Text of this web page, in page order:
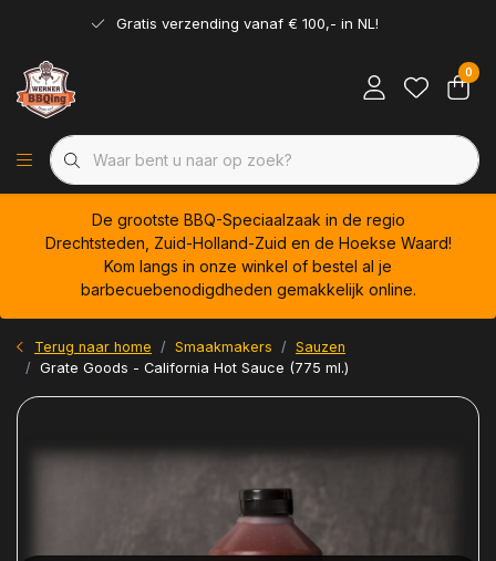
Gratis verzending vanaf € 100,- in NL!
0
De grootste BBQ-Speciaalzaak in de regio
Drechtsteden, Zuid-Holland-Zuid en de Hoekse Waard!
Kom langs in onze winkel of bestel al je
barbecuebenodigdheden gemakkelijk online.
Terug naar home Smaakmakers
Sauzen
Grate Goods - California Hot Sauce (775 ml.)